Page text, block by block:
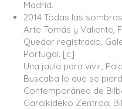
Madrid.
2014 Todas las
Arte Tomás y Valiente,
Quedar registrado,
Portugal. [c]
Una jaula para vivir,
Buscaba lo que se
Contemporánea de
Garaikideko Zentroa,